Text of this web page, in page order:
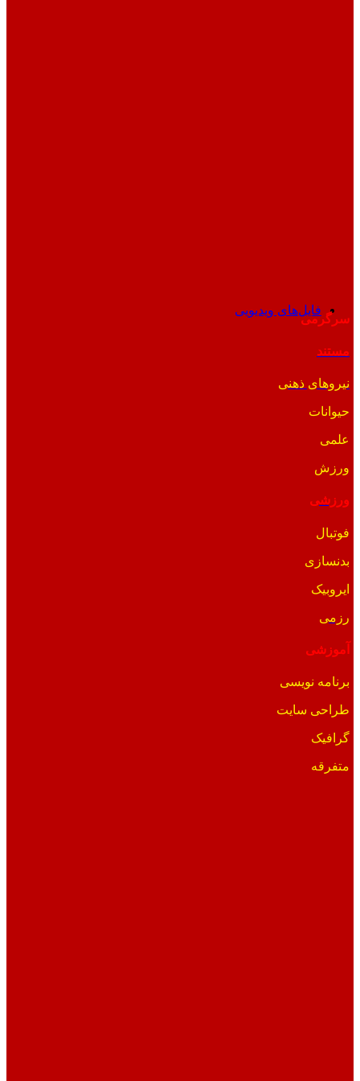
فایل‌های ویدیویی
سرگرمی
مستند
نیروهای ذهنی
حیوانات
علمی
ورزش
ورزشی
فوتبال
بدنسازی
ایروبیک
رزمی
آموزشی
برنامه نویسی
طراحی سایت
گرافیک
متفرقه